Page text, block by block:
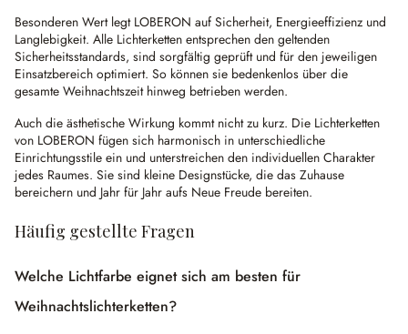
Besonderen Wert legt LOBERON auf Sicherheit, Energieeffizienz und
Langlebigkeit. Alle Lichterketten entsprechen den geltenden
Sicherheitsstandards, sind sorgfältig geprüft und für den jeweiligen
Einsatzbereich optimiert. So können sie bedenkenlos über die
gesamte Weihnachtszeit hinweg betrieben werden.
Auch die ästhetische Wirkung kommt nicht zu kurz. Die Lichterketten
von LOBERON fügen sich harmonisch in unterschiedliche
Einrichtungsstile ein und unterstreichen den individuellen Charakter
jedes Raumes. Sie sind kleine Designstücke, die das Zuhause
bereichern und Jahr für Jahr aufs Neue Freude bereiten.
Häufig gestellte Fragen
Welche Lichtfarbe eignet sich am besten für
Weihnachtslichterketten?